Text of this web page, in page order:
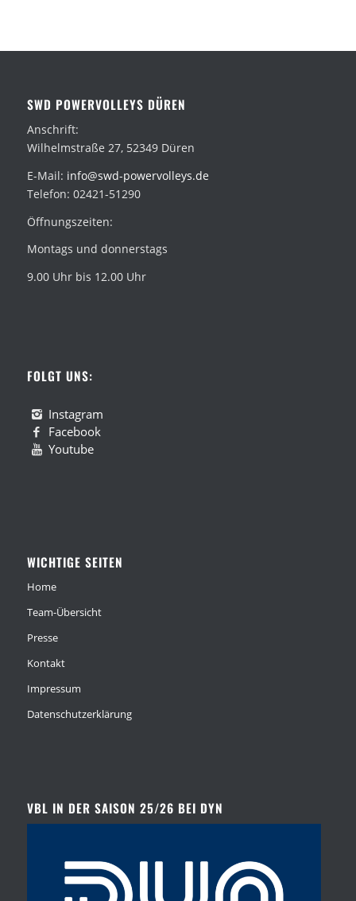
SWD POWERVOLLEYS DÜREN
Anschrift:
Wilhelmstraße 27, 52349 Düren
E-Mail: info@swd-powervolleys.de
Telefon: 02421-51290
Öffnungszeiten:
Montags und donnerstags
9.00 Uhr bis 12.00 Uhr
FOLGT UNS:
Instagram
Facebook
Youtube
WICHTIGE SEITEN
Home
Team-Übersicht
Presse
Kontakt
Impressum
Datenschutzerklärung
VBL IN DER SAISON 25/26 BEI DYN